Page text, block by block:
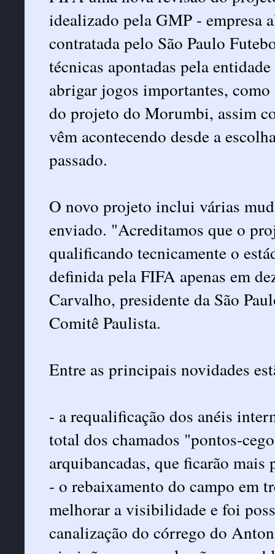
idealizado pela GMP - empresa
contratada pelo São Paulo
técnicas apontadas pela
abrigar jogos importantes,
do projeto do Morumbi, assim
vêm acontecendo desde a
passado.
O novo projeto inclui várias
enviado. "Acreditamos que o
qualificando tecnicamente o
definida pela FIFA apenas em
Carvalho, presidente da São
Comitê Paulista.
Entre as principais novidades
- a requalificação dos anéis
total dos chamados "pontos-
arquibancadas, que ficarão mais
- o rebaixamento do campo em
melhorar a visibilidade e foi
canalização do córrego do